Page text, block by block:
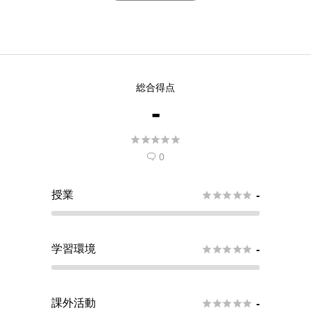
総合得点
-

 0
授業  -
学習環境  -
課外活動  -